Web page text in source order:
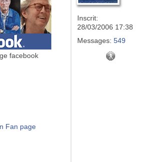
facebook
Fan page
Inscrit:
28/03/2006 17:38
Messages: 549